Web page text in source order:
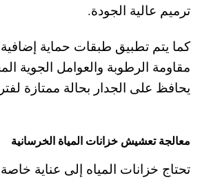
ترميم عالية الجودة.
كما يتم تطبيق طبقات حماية
مقاومة الرطوبة والعوامل الجوية
يحافظ على الجدار بحالة ممتازة
معالجة تعشيش خزانات المياة الخرسانية
تحتاج خزانات المياه إلى عناية